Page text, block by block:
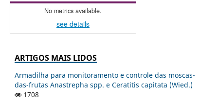
No metrics available.
see details
ARTIGOS MAIS LIDOS
Armadilha para monitoramento e controle das moscas-
das-frutas Anastrepha spp. e Ceratitis capitata (Wied.)
1708